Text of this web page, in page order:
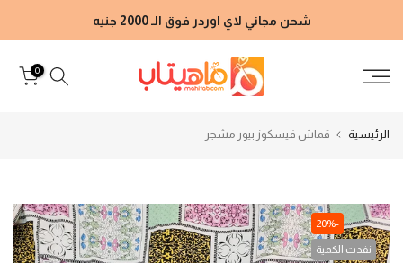
إلى
شحن مجاني لاي اوردر فوق الـ 2000 جنيه
0
الرئيسية قماش فيسكوز بيور مشجر
-20%
نفدت الكمية